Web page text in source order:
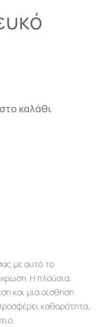
καλάθι
με αυτό το
Η πλούσια,
και μια αίσθηση
καθαρότητα,